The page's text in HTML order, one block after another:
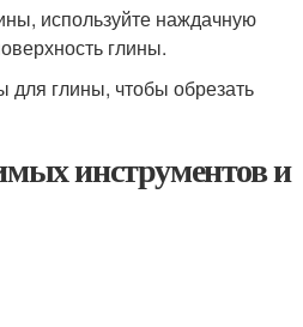
используйте наждачную
глины.
для глины, чтобы обрезать
инструментов и